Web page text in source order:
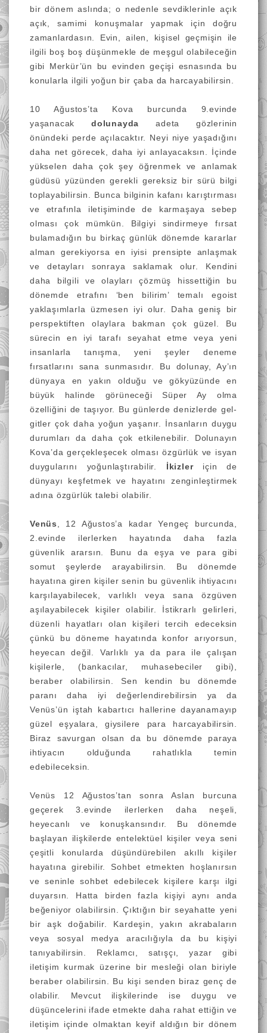
bir dönem aslında; o nedenle sevdiklerinle açık
açık, samimi konuşmalar yapmak için doğru
zamanlardasın. Evin, ailen, kişisel geçmişin ile
ilgili boş boş düşünmekle de meşgul olabileceğin
gibi Merkür’ün bu evinden geçişi esnasında bu
konularla ilgili yoğun bir çaba da harcayabilirsin.
10 Ağustos’ta Kova burcunda 9.evinde
yaşanacakdolunayda adeta gözlerinin
önündeki perde açılacaktır. Neyi niye yaşadığını
daha net görecek, daha iyi anlayacaksın. İçinde
yükselen daha çok şey öğrenmek ve anlamak
güdüsü yüzünden gerekli gereksiz bir sürü bilgi
toplayabilirsin. Bunca bilginin kafanı karıştırması
ve etrafınla iletişiminde de karmaşaya sebep
olması çok mümkün. Bilgiyi sindirmeye fırsat
bulamadığın bu birkaç günlük dönemde kararlar
alman gerekiyorsa en iyisi prensipte anlaşmak
ve detayları sonraya saklamak olur. Kendini
daha bilgili ve olayları çözmüş hissettiğin bu
dönemde etrafını ‘ben bilirim’ temalı egoist
yaklaşımlarla üzmesen iyi olur. Daha geniş bir
perspektiften olaylara bakman çok güzel. Bu
sürecin en iyi tarafı seyahat etme veya yeni
insanlarla tanışma, yeni şeyler deneme
fırsatlarını sana sunmasıdır. Bu dolunay, Ay’ın
dünyaya en yakın olduğu ve gökyüzünde en
büyük halinde görüneceği Süper Ay olma
özelliğini de taşıyor. Bu günlerde denizlerde gel-
gitler çok daha yoğun yaşanır. İnsanların duygu
durumları da daha çok etkilenebilir. Dolunayın
Kova’da gerçekleşecek olması özgürlük ve isyan
duygularını yoğunlaştırabilir. İkizleriçin de
dünyayı keşfetmek ve hayatını zenginleştirmek
adına özgürlük talebi olabilir.
Venüs
, 12 Ağustos’a kadar Yengeç burcunda,
2.evinde ilerlerken hayatında daha fazla
güvenlik ararsın. Bunu da eşya ve para gibi
somut şeylerde arayabilirsin. Bu dönemde
hayatına giren kişiler senin bu güvenlik ihtiyacını
karşılayabilecek, varlıklı veya sana özgüven
aşılayabilecek kişiler olabilir. İstikrarlı gelirleri,
düzenli hayatları olan kişileri tercih edeceksin
çünkü bu döneme hayatında konfor arıyorsun,
heyecan değil. Varlıklı ya da para ile çalışan
kişilerle, (bankacılar, muhasebeciler gibi),
beraber olabilirsin. Sen kendin bu dönemde
paranı daha iyi değerlendirebilirsin ya da
Venüs’ün iştah kabartıcı hallerine dayanamayıp
güzel eşyalara, giysilere para harcayabilirsin.
Biraz savurgan olsan da bu dönemde paraya
ihtiyacın olduğunda rahatlıkla temin
edebileceksin.
Venüs 12 Ağustos’tan sonra Aslan burcuna
geçerek 3.evinde ilerlerken daha neşeli,
heyecanlı ve konuşkansındır. Bu dönemde
başlayan ilişkilerde entelektüel kişiler veya seni
çeşitli konularda düşündürebilen akıllı kişiler
hayatına girebilir. Sohbet etmekten hoşlanırsın
ve seninle sohbet edebilecek kişilere karşı ilgi
duyarsın. Hatta birden fazla kişiyi aynı anda
beğeniyor olabilirsin. Çıktığın bir seyahatte yeni
bir aşk doğabilir. Kardeşin, yakın akrabaların
veya sosyal medya aracılığıyla da bu kişiyi
tanıyabilirsin. Reklamcı, satışçı, yazar gibi
iletişim kurmak üzerine bir mesleği olan biriyle
beraber olabilirsin. Bu kişi senden biraz genç de
olabilir. Mevcut ilişkilerinde ise duygu ve
düşüncelerini ifade etmekte daha rahat ettiğin ve
iletişim içinde olmaktan keyif aldığın bir dönem